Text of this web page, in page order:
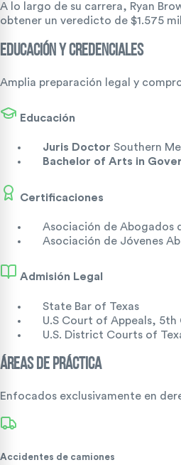
A lo largo de su carrera, Ryan
obtener un veredicto de $1.575
EDUCACIÓN Y CREDENCIALES
Amplia preparación legal y
Educación
Juris Doctor Southern
Bachelor of Arts in
Certificaciones
Asociación de Abogados
Asociación de Jóvenes
Admisión Legal
State Bar of Texas
U.S Court of Appeals, 5th
U.S. District Courts of
ÁREAS DE PRÁCTICA
Enfocados exclusivamente en
Accidentes de camiones